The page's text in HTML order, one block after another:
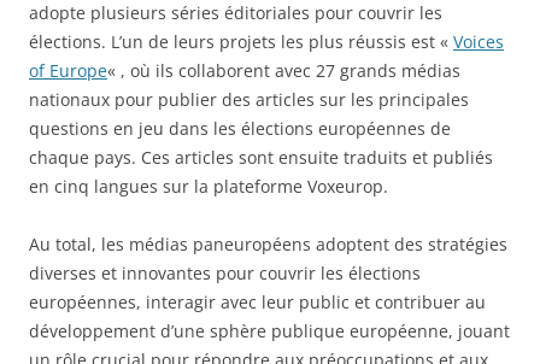
adopte plusieurs séries éditoriales pour couvrir les
élections. L’un de leurs projets les plus réussis est « Voices
of Europe« , où ils collaborent avec 27 grands médias
nationaux pour publier des articles sur les principales
questions en jeu dans les élections européennes de
chaque pays. Ces articles sont ensuite traduits et publiés
en cinq langues sur la plateforme Voxeurop.
Au total, les médias paneuropéens adoptent des stratégies
diverses et innovantes pour couvrir les élections
européennes, interagir avec leur public et contribuer au
développement d’une sphère publique européenne, jouant